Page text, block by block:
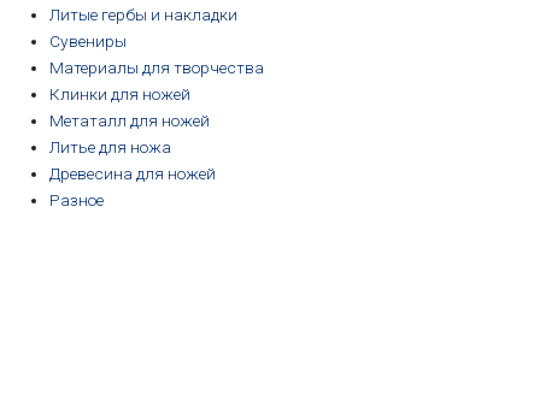
Литые гербы и накладки
Сувениры
Материалы для творчества
Клинки для ножей
Метаталл для ножей
Литье для ножа
Древесина для ножей
Разное